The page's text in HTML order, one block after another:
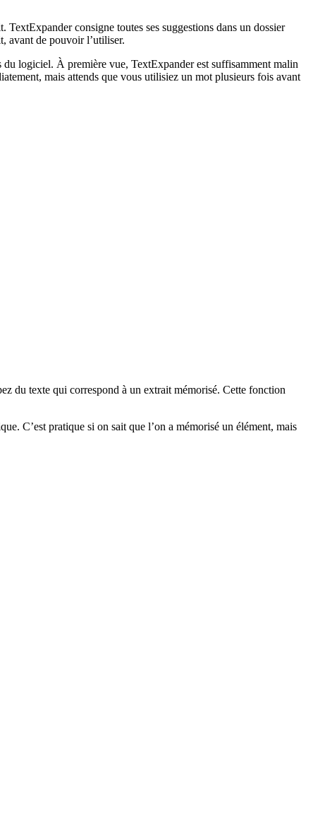
consigne toutes ses suggestions dans un dossier
avant de pouvoir l’utiliser.
logiciel. À première vue, TextExpander est suffisamment malin
mais attends que vous utilisiez un mot plusieurs fois avant
du texte qui correspond à un extrait mémorisé. Cette fonction
C’est pratique si on sait que l’on a mémorisé un élément, mais